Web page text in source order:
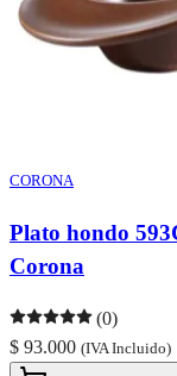
CORONA
Plato hondo
Corona
(0)
$ 93.000 (IVA Incluido)